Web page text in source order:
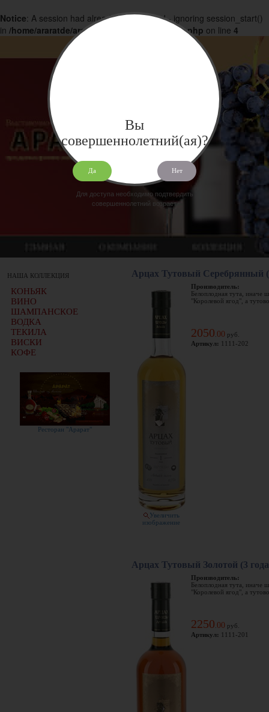
Notice: A session had already been started - ignoring session_start()
in /home/araratde/araratdeg.ru/docs/products.php on line 4
НАША КОЛЛЕКЦИЯ
КОНЬЯК
ВИНО
ШАМПАНСКОЕ
ВОДКА
ТЕКИЛА
ВИСКИ
КОФЕ
Ресторан "Арарат"
Арцах Тутовый Серебрянный
Увеличить
изображение
Производитель:
Белоплодная тута, иначе
"Королевой ягод", а
2050 00 руб.
Артикул: 1111-202
Арцах Тутовый Золотой (3
Производитель:
Белоплодная тута, иначе
"Королевой ягод", а
2250 00 руб.
Артикул: 1111-201
Вы
совершеннолетний(ая)?
Да Нет
Для доступа необходимо подтвердить
совершеннолетний возраст.